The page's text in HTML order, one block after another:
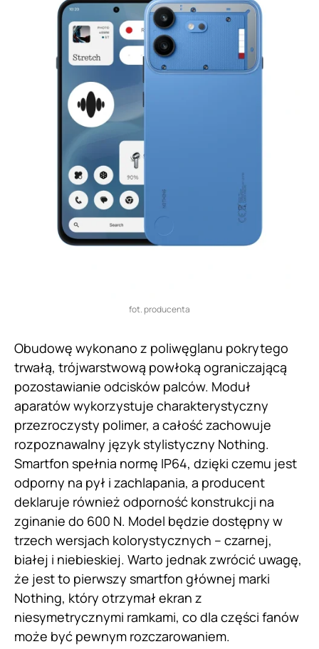
fot. producenta
Obudowę wykonano z poliwęglanu pokrytego
trwałą, trójwarstwową powłoką ograniczającą
pozostawianie odcisków palców. Moduł
aparatów wykorzystuje charakterystyczny
przezroczysty polimer, a całość zachowuje
rozpoznawalny język stylistyczny Nothing.
Smartfon spełnia normę IP64, dzięki czemu jest
odporny na pył i zachlapania, a producent
deklaruje również odporność konstrukcji na
zginanie do 600 N. Model będzie dostępny w
trzech wersjach kolorystycznych – czarnej,
białej i niebieskiej. Warto jednak zwrócić uwagę,
że jest to pierwszy smartfon głównej marki
Nothing, który otrzymał ekran z
niesymetrycznymi ramkami, co dla części fanów
może być pewnym rozczarowaniem.